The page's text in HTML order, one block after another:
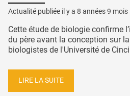
Actualité publiée il y a 8 années 9 mois
Cette étude de biologie confirme
du père avant la conception sur
biologistes de l'Université de
LIRE LA SUITE